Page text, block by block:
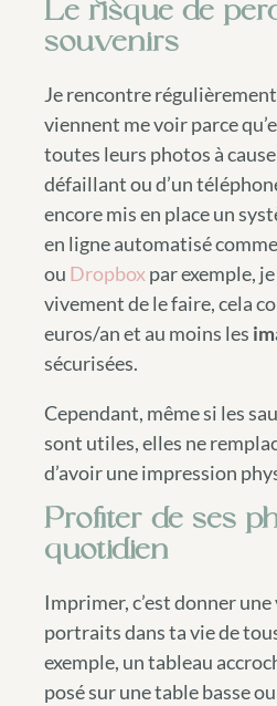
Le risque de
souvenirs
Je rencontre
viennent me voir parce
toutes leurs photos à
défaillant ou d’un
encore mis en place un
en ligne automatisé
ou Dropbox par exemple,
vivement de le faire, cela
euros/an et au moins les
sécurisées.
Cependant, même si les
sont utiles, elles ne
d’avoir une impression
Profiter de ses
quotidien
Imprimer, c’est donner
portraits dans ta vie de
exemple, un tableau
posé sur une table basse